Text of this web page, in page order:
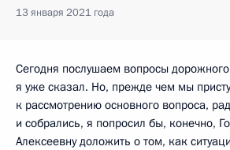
13 января 2021 года
Сегодня послушаем вопросы дорожного
я уже сказал. Но, прежде чем мы
к рассмотрению основного вопроса,
и собрались, я попросил бы, конечно,
Алексеевну доложить о том, как